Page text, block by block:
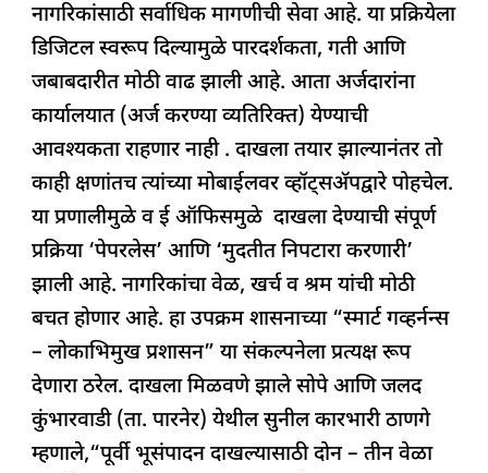
नागरिकांसाठी सर्वाधिक मागणीची सेवा आहे. या प्रक्रियेला
डिजिटल स्वरूप दिल्यामुळे पारदर्शकता, गती आणि
जबाबदारीत मोठी वाढ झाली आहे. आता अर्जदारांना
कार्यालयात (अर्ज करण्या व्यतिरिक्त) येण्याची
आवश्यकता राहणार नाही . दाखला तयार झाल्यानंतर तो
काही क्षणांतच त्यांच्या मोबाईलवर व्हॉट्सअ‍ॅपद्वारे पोहचेल.
या प्रणालीमुळे व ई ऑफिसमुळे दाखला देण्याची संपूर्ण
प्रक्रिया ‘पेपरलेस’ आणि ‘मुदतीत निपटारा करणारी’
झाली आहे. नागरिकांचा वेळ, खर्च व श्रम यांची मोठी
बचत होणार आहे. हा उपक्रम शासनाच्या “स्मार्ट गव्हर्नन्स
– लोकाभिमुख प्रशासन” या संकल्पनेला प्रत्यक्ष रूप
देणारा ठरेल. दाखला मिळवणे झाले सोपे आणि जलद
कुंभारवाडी (ता. पारनेर) येथील सुनील कारभारी ठाणगे
म्हणाले,“पूर्वी भूसंपादन दाखल्यासाठी दोन – तीन वेळा